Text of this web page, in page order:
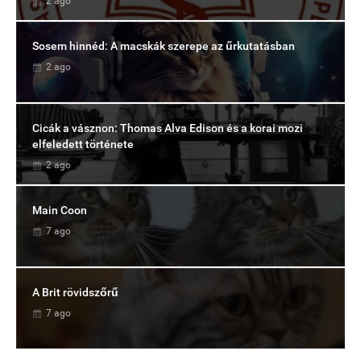
Sosem hinnéd: A macskák szerepe az űrkutatásban
2 ago
Cicák a vásznon: Thomas Alva Edison és a korai mozi
elfeledett története
2 ago
Main Coon
7 ago
A Brit rövidszőrű
7 ago